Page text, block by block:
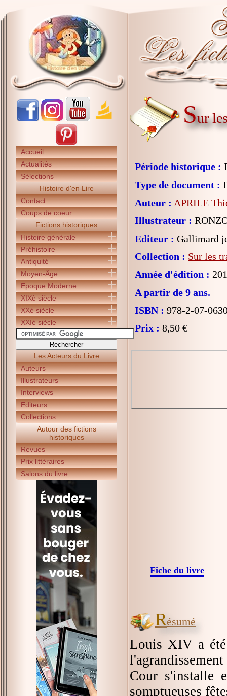
Accueil
Actualités
Sélections
Histoire d'en Lire
Contact
Coups de coeur
Fictions historiques
Histoire générale
Préhistoire
Antiquité
Moyen-Âge
Epoque Moderne
XIXè siècle
XXè siècle
XXIè siècle
Les Acteurs du Livre
Auteurs
Illustrateurs
Interviews
Editeurs
Collections
Autour des fictions
historiques
Revues
Prix littéraires
Salons du livre
Sur
Période historique :
Type de document :
Auteur : APRILE
Illustrateur :
Editeur : Gallimard
Collection : Sur les
Année d'édition :
A partir de 9 ans.
ISBN : 978-2-07-
Prix : 8,50 €
Fiche du livre
Résumé
Louis XIV a
Cour s'installe
somptueuses